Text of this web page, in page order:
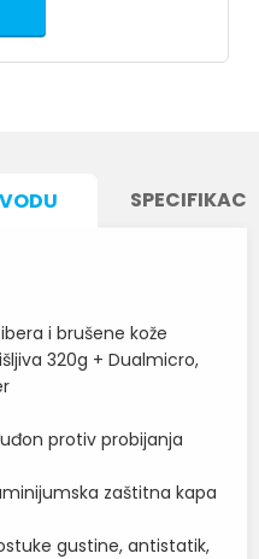
i brušene kože
320g + Dualmicro,
protiv probijanja
zaštitna kapa
gustine, antistatik,